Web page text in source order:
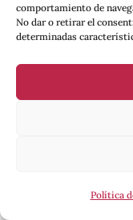
comportamiento de
No dar o retirar el
determinadas
Política
Kenia García:
del Colectivo
RECIBE